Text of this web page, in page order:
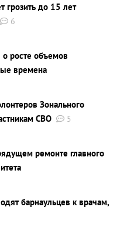
грозить до 15 лет
6
о росте объемов
времена
Зонального
СВО
5
ремонте главного
барнаульцев к врачам,